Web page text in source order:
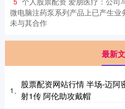
微电脑注药泵系列产品上已产生
未与其合作
最新
1、
股票配资网站行情 半场-迈阿
射1传 阿伦助攻戴帽